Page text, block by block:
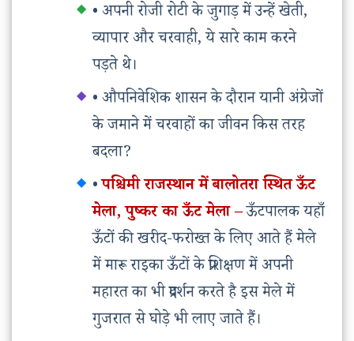
• अपनी रोजी रोटी के जुगाड़ में उन्हें खेती,
व्यापार और चरवाही, ये सारे काम करने
पड़ते थे।
• औपनिवेशिक शासन के दौरान यानी अंग्रेजों
के जमाने में चरवाहों का जीवन किस तरह
बदला?
•पश्चिमी राजस्थान में बालोतरा स्थित ऊँट
मेला, पुष्कर का ऊँट मेला –ऊँटपालक यहाँ
ऊँटों की खरीद-फरोख्त के लिए आते हैं मेले
में मारू राइका ऊँटों के प्रशिक्षण में अपनी
महारत का भी प्रदर्शन करते है इस मेले में
गुजरात से घोड़े भी लाए जाते हैं।